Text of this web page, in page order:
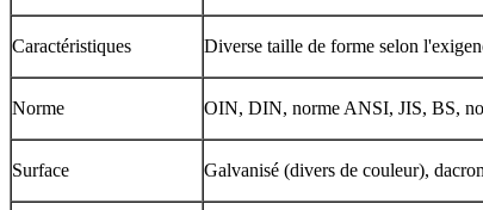
Caractéristiques Diverse taille de forme selon
Norme OIN, DIN, norme ANSI, JIS, BS,
Surface Galvanisé (divers de couleur),